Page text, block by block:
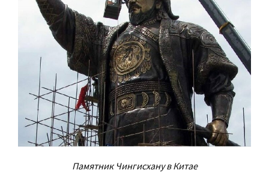
Памятник Чингисхану в Китае